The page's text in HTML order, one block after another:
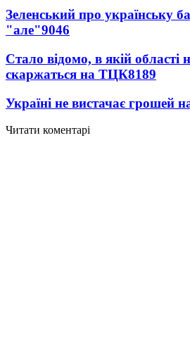
Зеленський про українську
"але"9046
Стало відомо, в якій області
скаржаться на ТЦК8189
Україні не вистачає грошей
Читати коментарі